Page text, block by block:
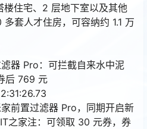
住宅、2 层地下室以及其他
套人才住房，可容纳约 1.1 万
器 Pro：可拦截自来水中泥
后 769 元
前置过滤器 Pro，同期开启新
之家注：可领取 30 元券，券